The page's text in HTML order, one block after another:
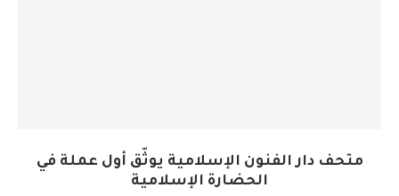
متحف دار الفنون الإسلامية يوثّق أول عملة في
الحضارة الإسلامية